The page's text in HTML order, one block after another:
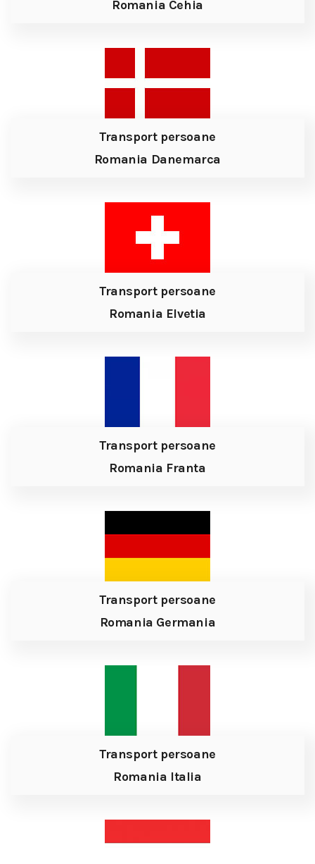
Romania Cehia
Transport persoane
Romania Danemarca
Transport persoane
Romania Elvetia
Transport persoane
Romania Franta
Transport persoane
Romania Germania
Transport persoane
Romania Italia